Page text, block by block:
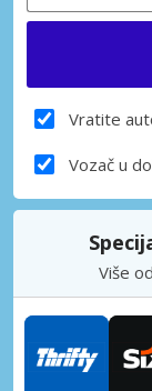
Vratite
Vozač u
Više